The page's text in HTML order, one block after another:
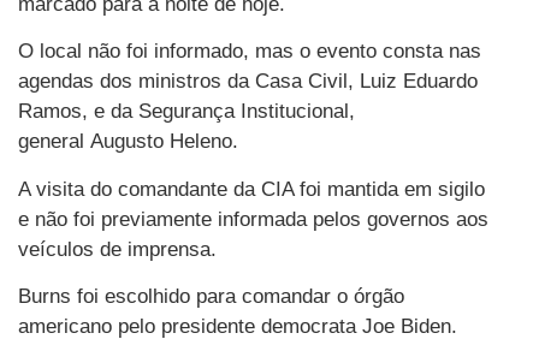
O local não foi informado, mas o evento consta nas
agendas dos ministros da Casa Civil, Luiz Eduardo
Ramos, e da Segurança Institucional,
general Augusto Heleno.
A visita do comandante da CIA foi mantida em sigilo
e não foi previamente informada pelos governos aos
veículos de imprensa.
Burns foi escolhido para comandar o órgão
americano pelo presidente democrata Joe Biden.